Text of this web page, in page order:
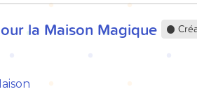
la Maison Magique